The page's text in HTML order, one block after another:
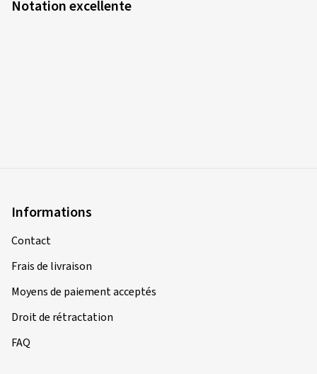
Notation excellente
Informations
Contact
Frais de livraison
Moyens de paiement acceptés
Droit de rétractation
FAQ